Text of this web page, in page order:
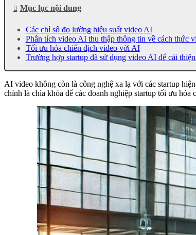
Mục lục nội dung
Các chỉ số đo lường hiệu suất video AI
Phân tích video AI thu thập thông tin về cách thức
Tối ưu hóa chiến dịch video với AI
Trường hợp startup đã sử dụng video AI để cải
AI video không còn là công nghệ xa lạ với các startup
chính là chìa khóa để các doanh nghiệp startup tối ưu